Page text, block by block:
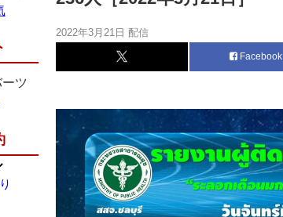
ツ
2022年3月21日 配信
Facebook